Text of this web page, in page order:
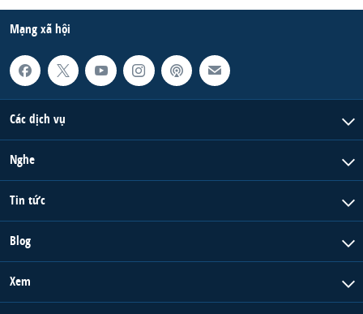
Mạng xã hội
Các dịch vụ
Nghe
Tin tức
Blog
Xem